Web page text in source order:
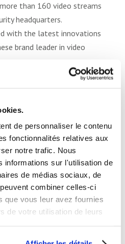
de personnaliser le contenu
fonctionnalités relatives aux
notre trafic. Nous
informations sur l'utilisation de
de médias sociaux, de
combiner celles-ci
que vous leur avez fournies
de votre utilisation de leurs
than 160 video streams
headquarters.
with the latest innovations
brand leader in video
perimeter
devices
distributed throughout the
a company specializing in
ultra-sensitive logistics